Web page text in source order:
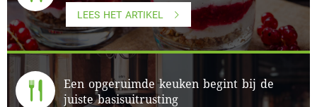
LEES HET ARTIKEL
Een opgeruimde keuken begint bij de
juiste basisuitrusting